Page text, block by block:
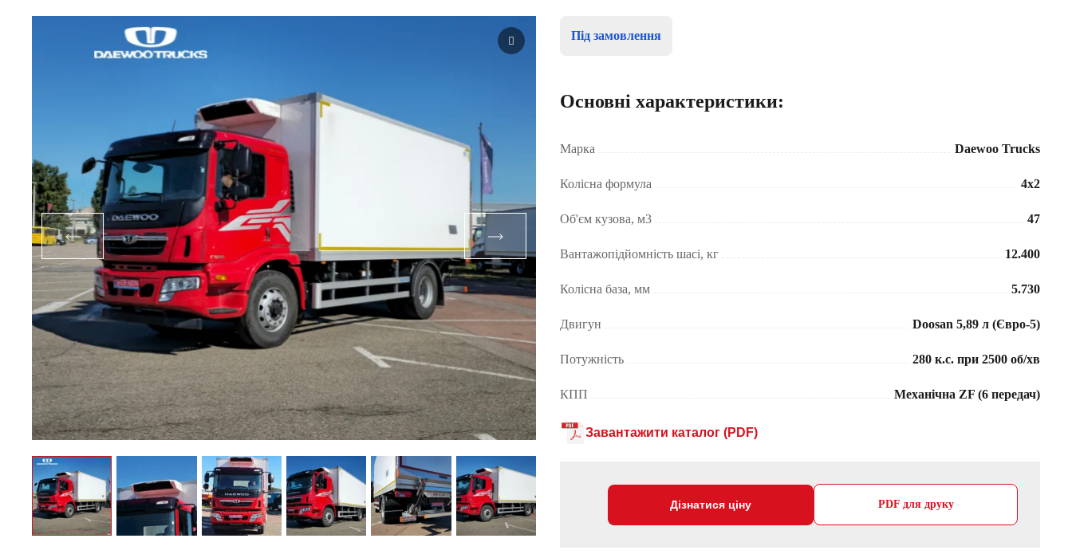
Під замовлення
Основні характеристики:
Марка Daewoo Trucks
Колісна формула 4x2
Об'єм кузова, м3 47
Вантажопідйомність шасі, кг 12.400
Колісна база, мм 5.730
Двигун Doosan 5,89 л (Євро-5)
Потужність 280 к.с. при 2500 об/хв
КПП Механічна ZF (6 передач)
Завантажити каталог (PDF)
Дізнатися ціну PDF для друку